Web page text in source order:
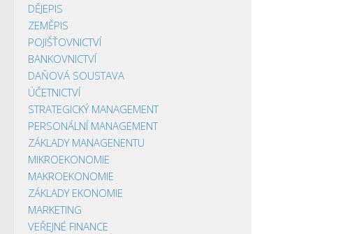
DĚJEPIS
ZEMĚPIS
POJIŠŤOVNICTVÍ
BANKOVNICTVÍ
DAŇOVÁ SOUSTAVA
ÚČETNICTVÍ
STRATEGICKÝ MANAGEMENT
PERSONÁLNÍ MANAGEMENT
ZÁKLADY MANAGENENTU
MIKROEKONOMIE
MAKROEKONOMIE
ZÁKLADY EKONOMIE
MARKETING
VEŘEJNÉ FINANCE